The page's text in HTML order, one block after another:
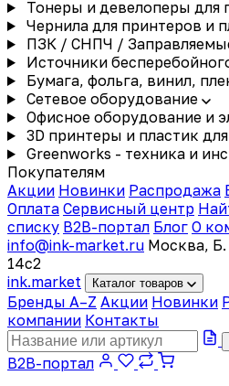
Тонеры и девелоперы для
Чернила для принтеров и
ПЗК / СНПЧ /
Источники
Бумага, фольга, винил,
Сетевое оборудование
Офисное оборудование и
3D принтеры и пластик
Greenworks - техника и
Покупателям
Акции Новинки Распродажа
Оплата Сервисный центр
списку B2B-портал Блог О
info@ink-market.ru Москва,
14с2
ink.market Каталог товаров
Бренды A–Z Акции Новинки
компании Контакты
B2B-портал